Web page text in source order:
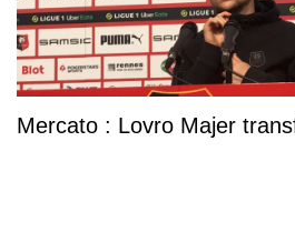
Mercato : Lovro Majer